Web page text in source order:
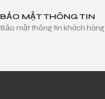
BẢO MẬT THÔNG TIN
Bảo mật thông tin khách hàng